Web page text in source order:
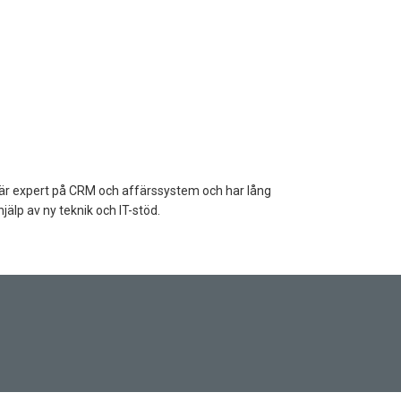
expert på CRM och affärssystem och har lång
av ny teknik och IT-stöd.